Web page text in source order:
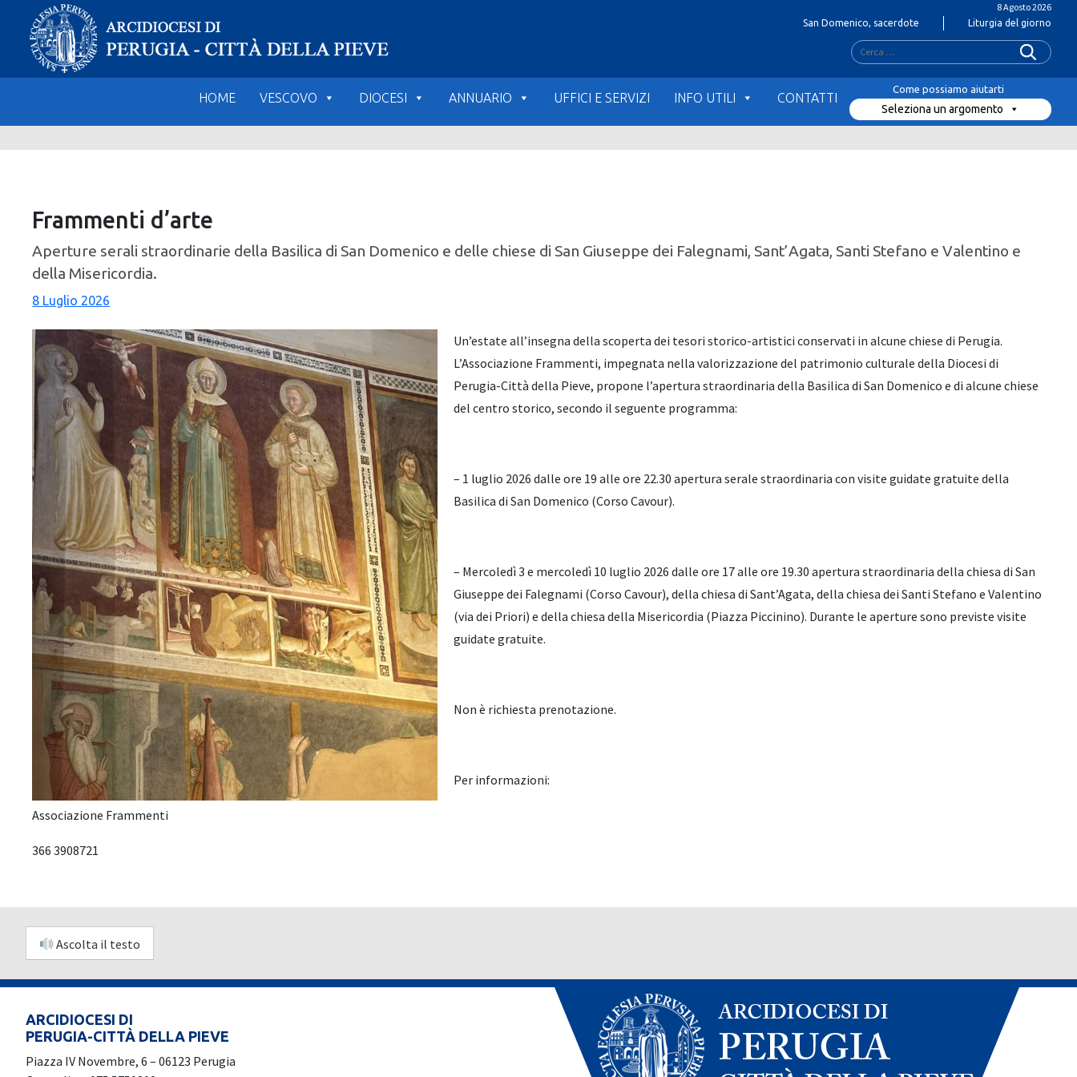
content
8 Agosto 2026
San Domenico, sacerdote Liturgia del giorno
Ricerca
per:
HOME VESCOVO DIOCESI ANNUARIO UFFICI E SERVIZI INFO UTILI CONTATTI
Seleziona un argomento
Frammenti d’arte
Aperture serali straordinarie della Basilica di San Domenico e delle chiese di San Giuseppe dei Falegnami, Sant’Agata, Santi Stefano e Valentino e
della Misericordia.
8 Luglio 2026
Un’estate all’insegna della scoperta dei tesori storico-artistici conservati in alcune chiese di Perugia.
L’Associazione Frammenti, impegnata nella valorizzazione del patrimonio culturale della Diocesi di
Perugia-Città della Pieve, propone l’apertura straordinaria della Basilica di San Domenico e di alcune chiese
del centro storico, secondo il seguente programma:
– 1 luglio 2026 dalle ore 19 alle ore 22.30 apertura serale straordinaria con visite guidate gratuite della
Basilica di San Domenico (Corso Cavour).
– Mercoledì 3 e mercoledì 10 luglio 2026 dalle ore 17 alle ore 19.30 apertura straordinaria della chiesa di San
Giuseppe dei Falegnami (Corso Cavour), della chiesa di Sant’Agata, della chiesa dei Santi Stefano e Valentino
(via dei Priori) e della chiesa della Misericordia (Piazza Piccinino). Durante le aperture sono previste visite
guidate gratuite.
Non è richiesta prenotazione.
Per informazioni:
Associazione Frammenti
366 3908721
Ascolta il testo
ARCIDIOCESI DI
PERUGIA-CITTÀ DELLA PIEVE
Piazza IV Novembre, 6 – 06123 Perugia